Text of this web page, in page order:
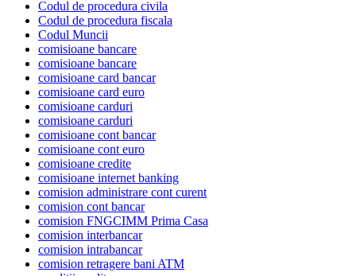
Codul de procedura civila
Codul de procedura fiscala
Codul Muncii
comisioane bancare
comisioane bancare
comisioane card bancar
comisioane card euro
comisioane carduri
comisioane carduri
comisioane cont bancar
comisioane cont euro
comisioane credite
comisioane internet banking
comision administrare cont curent
comision cont bancar
comision FNGCIMM Prima Casa
comision interbancar
comision intrabancar
comision retragere bani ATM